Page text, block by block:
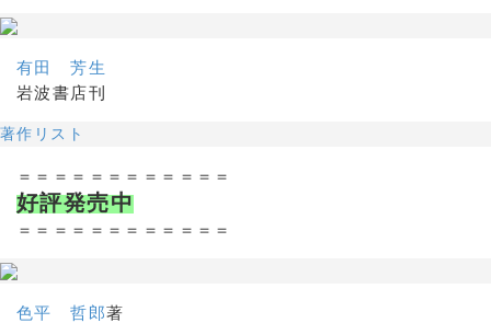
有田 芳生
岩波書店刊
著作リスト
＝＝＝＝＝＝＝＝＝＝＝＝
好評発売中
＝＝＝＝＝＝＝＝＝＝＝＝
色平 哲郎著